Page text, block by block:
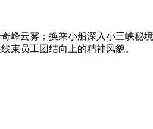
峰云雾；换乘小船深入小三峡秘
束员工团结向上的精神风貌。